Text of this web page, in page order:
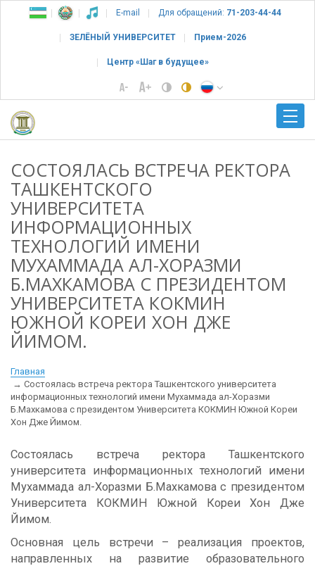
E-mail Для обращений: 71-203-44-44
ЗЕЛЁНЫЙ УНИВЕРСИТЕТ Прием-2026
Центр «Шаг в будущее»
СОСТОЯЛАСЬ ВСТРЕЧА РЕКТОРА
ТАШКЕНТСКОГО
УНИВЕРСИТЕТА
ИНФОРМАЦИОННЫХ
ТЕХНОЛОГИЙ ИМЕНИ
МУХАММАДА АЛ-ХОРАЗМИ
Б.МАХКАМОВА С ПРЕЗИДЕНТОМ
УНИВЕРСИТЕТА КОКМИН
ЮЖНОЙ КОРЕИ ХОН ДЖЕ
ЙИМОМ.
Главная
Состоялась встреча ректора Ташкентского университета
информационных технологий имени Мухаммада ал-Хоразми
Б.Махкамова с президентом Университета КОКМИН Южной Кореи
Хон Дже Йимом.
Состоялась встреча ректора Ташкентского
университета информационных технологий имени
Мухаммада ал-Хоразми Б.Махкамова с президентом
Университета КОКМИН Южной Кореи Хон Дже
Йимом.
Основная цель встречи – реализация проектов,
направленных на развитие образовательного